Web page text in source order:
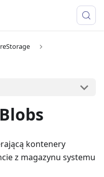
kontenery
z magazynu systemu